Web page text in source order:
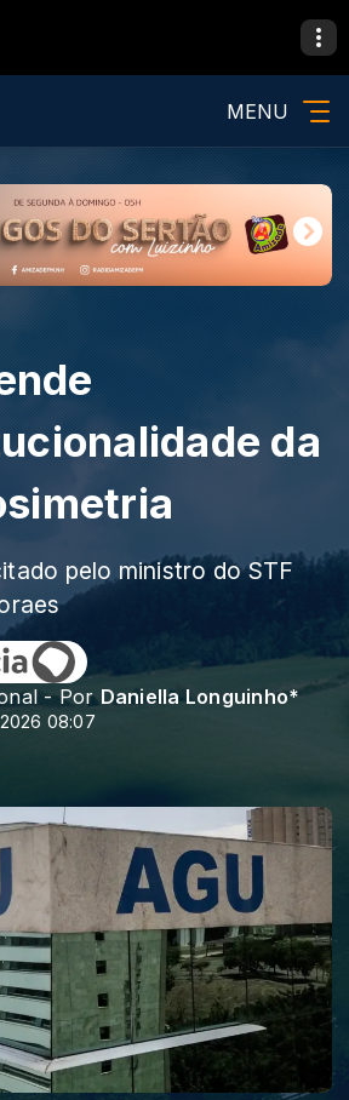
MENU
da
pelo ministro do STF
- PorDaniella Longuinho*
08:07